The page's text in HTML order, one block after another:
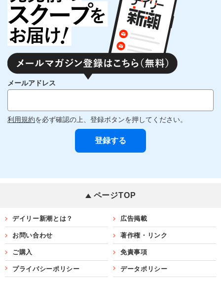
メールアドレス
利用規約を必ず確認の上、登録ボタンを押してください。
ページTOP
デイリー新潮とは？ 広告掲載
お問い合わせ 著作権・リンク
ご購入 免責事項
プライバシーポリシー データポリシー